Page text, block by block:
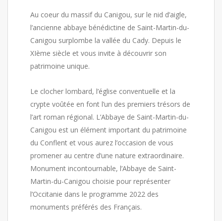
Au coeur du massif du Canigou, sur le nid d’aigle,
l’ancienne abbaye bénédictine de Saint-Martin-du-
Canigou surplombe la vallée du Cady. Depuis le
XIème siècle et vous invite à découvrir son
patrimoine unique.
Le clocher lombard, l’église conventuelle et la
crypte voûtée en font l’un des premiers trésors de
l’art roman régional. L’Abbaye de Saint-Martin-du-
Canigou est un élément important du patrimoine
du Conflent et vous aurez l’occasion de vous
promener au centre d’une nature extraordinaire.
Monument incontournable, l’Abbaye de Saint-
Martin-du-Canigou choisie pour représenter
l’Occitanie dans le programme 2022 des
monuments préférés des Français.